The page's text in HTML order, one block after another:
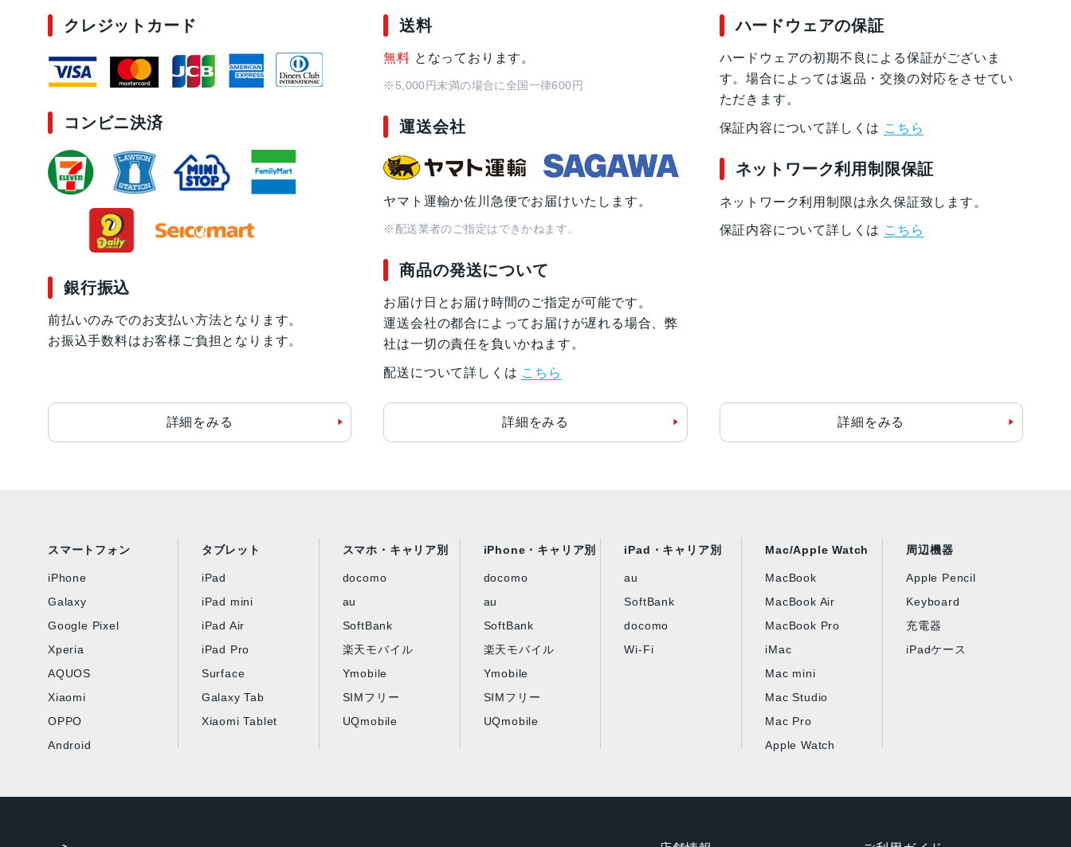
クレジットカード
コンビニ決済
銀行振込
前払いのみでのお支払い方法となります。
お振込手数料はお客様ご負担となります。
詳細をみる
送料
無料 となっております。
※5,000円未満の場合に全国一律600円
運送会社
ヤマト運輸か佐川急便でお届けいたします。
※配送業者のご指定はできかねます。
商品の発送について
お届け日とお届け時間のご指定が可能です。
運送会社の都合によってお届けが遅れる場合、弊
社は一切の責任を負いかねます。
配送について詳しくは こちら
詳細をみる
ハードウェアの保証
ハードウェアの初期不良による保証がございま
す。場合によっては返品・交換の対応をさせてい
ただきます。
保証内容について詳しくは こちら
ネットワーク利用制限保証
ネットワーク利用制限は永久保証致します。
保証内容について詳しくは こちら
詳細をみる
スマートフォン
iPhone
Galaxy
Google Pixel
Xperia
AQUOS
Xiaomi
OPPO
Android
タブレット
iPad
iPad mini
iPad Air
iPad Pro
Surface
Galaxy Tab
Xiaomi Tablet
スマホ・キャリア別
docomo
au
SoftBank
楽天モバイル
Ymobile
SIMフリー
UQmobile
iPhone・キャリア別
docomo
au
SoftBank
楽天モバイル
Ymobile
SIMフリー
UQmobile
iPad・キャリア別
au
SoftBank
docomo
Wi-Fi
Mac/Apple Watch
MacBook
MacBook Air
MacBook Pro
iMac
Mac mini
Mac Studio
Mac Pro
Apple Watch
周辺機器
Apple Pencil
Keyboard
充電器
iPadケース